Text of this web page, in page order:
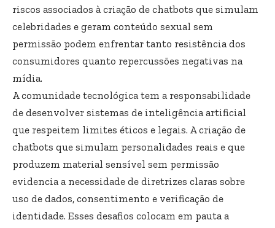
riscos associados à criação de chatbots que simulam
celebridades e geram conteúdo sexual sem
permissão podem enfrentar tanto resistência dos
consumidores quanto repercussões negativas na
mídia.
A comunidade tecnológica tem a responsabilidade
de desenvolver sistemas de inteligência artificial
que respeitem limites éticos e legais. A criação de
chatbots que simulam personalidades reais e que
produzem material sensível sem permissão
evidencia a necessidade de diretrizes claras sobre
uso de dados, consentimento e verificação de
identidade. Esses desafios colocam em pauta a